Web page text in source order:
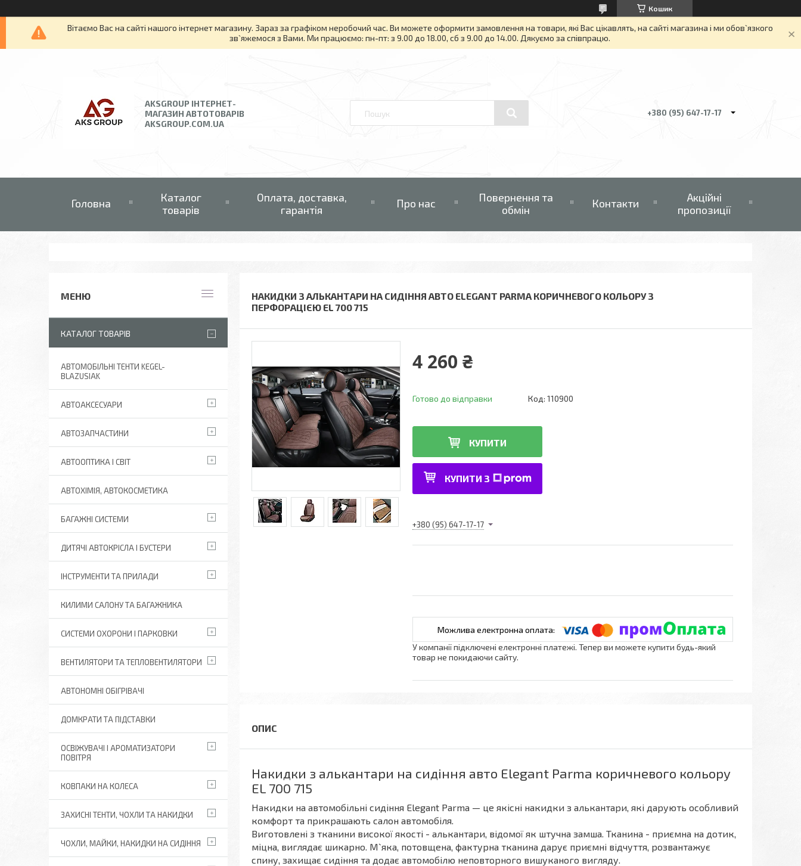
Кошик
Вітаємо Вас на сайті нашого інтернет магазину. Зараз за графіком неробочий час. Ви можете оформити замовлення на товари, які Вас цікавлять, на сайті магазина і ми обов`язкого
зв`яжемося з Вами. Ми працюємо: пн-пт: з 9.00 до 18.00, сб з 9.00 до 14.00. Дякуємо за співпрацю.
AKSGROUP ІНТЕРНЕТ-
МАГАЗИН АВТОТОВАРІВ
AKSGROUP.COM.UA
+380 (95) 647-17-17
Головна
Каталог
товарів
Оплата, доставка,
гарантія
Про нас
Повернення та
обмін
Контакти
Акційні
пропозиції
НАКИДКИ З АЛЬКАНТАРИ НА СИДІННЯ АВТО ELEGANT PARMA КОРИЧНЕВОГО КОЛЬОРУ З
ПЕРФОРАЦІЄЮ EL 700 715
4 260 ₴
Готово до відправки Код: 110900
КУПИТИ
КУПИТИ З
+380 (95) 647-17-17
У компанії підключені електронні платежі. Тепер ви можете купити будь-який
товар не покидаючи сайту.
Накидки з алькантари на сидіння авто Elegant Parma коричневого кольору
EL 700 715
Накидки на автомобільні сидіння Elegant Parma — це якісні накидки з алькантари, які дарують особливий
комфорт та прикрашають салон автомобіля.
Виготовлені з тканини високої якості - алькантари, відомої як штучна замша. Тканина - приємна на дотик,
міцна, виглядає шикарно. М`яка, потовщена, фактурна тканина дарує приємні відчуття, розвантажує
спину, захищає сидіння та додає автомобілю неповторного вишуканого вигляду.
КАТАЛОГ ТОВАРІВ
АВТОМОБІЛЬНІ ТЕНТИ KEGEL-
BLAZUSIAK
АВТОАКСЕСУАРИ
АВТОЗАПЧАСТИНИ
АВТООПТИКА І СВІТ
АВТОХІМІЯ, АВТОКОСМЕТИКА
БАГАЖНІ СИСТЕМИ
ДИТЯЧІ АВТОКРІСЛА І БУСТЕРИ
ІНСТРУМЕНТИ ТА ПРИЛАДИ
КИЛИМИ САЛОНУ ТА БАГАЖНИКА
СИСТЕМИ ОХОРОНИ І ПАРКОВКИ
ВЕНТИЛЯТОРИ ТА ТЕПЛОВЕНТИЛЯТОРИ
АВТОНОМНІ ОБІГРІВАЧІ
ДОМКРАТИ ТА ПІДСТАВКИ
ОСВІЖУВАЧІ І АРОМАТИЗАТОРИ
ПОВІТРЯ
КОВПАКИ НА КОЛЕСА
ЗАХИСНІ ТЕНТИ, ЧОХЛИ ТА НАКИДКИ
ЧОХЛИ, МАЙКИ, НАКИДКИ НА СИДІННЯ